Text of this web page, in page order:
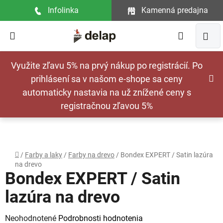
Využite zľavu 5% na prvý nákup po registrácií. Po
prihlásení sa v našom e-shope sa ceny
automaticky nastavia na už znížené ceny s
registračnou zľavou 5%
Infolinka Kamenná predajna
Hľadať
Domov
/ Farby a laky / Farby na drevo / Bondex EXPERT / Satin lazúra
na drevo
Bondex EXPERT / Satin
lazúra na drevo
Priemerné
Neohodnotené Podrobnosti hodnotenia